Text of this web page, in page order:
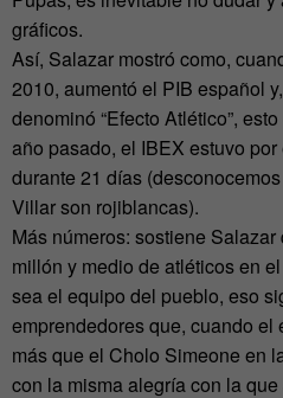
gráficos.
Así, Salazar mostró como,
2010, aumentó el PIB español
denominó “Efecto Atlético”,
año pasado, el IBEX estuvo
durante 21 días
Villar son rojiblancas).
Más números: sostiene
millón y medio de atléticos en
sea el equipo del pueblo, eso
emprendedores que, cuando el
más que el Cholo Simeone en
con la misma alegría con la